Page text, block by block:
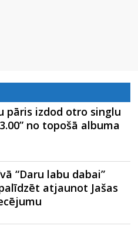
pāris izdod otro singlu
no topošā albuma
“Daru labu dabai”
atjaunot Jašas